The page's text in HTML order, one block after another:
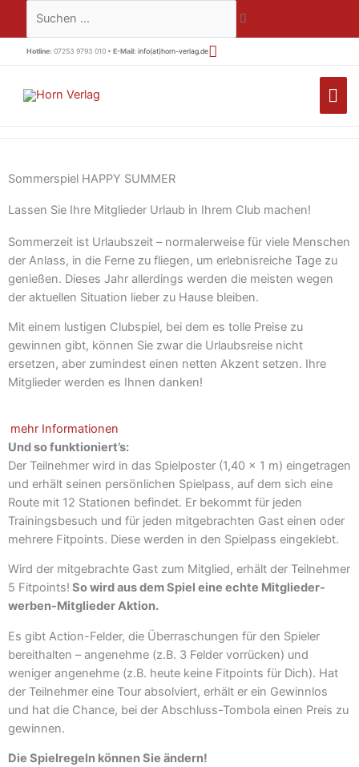
springen
Suchen …
Hotline: 07253 9793 010 • E-Mail: info(at)horn-verlag.de
Sommerspiel HAPPY SUMMER
Lassen Sie Ihre Mitglieder Urlaub in Ihrem Club machen!
Sommerzeit ist Urlaubszeit – normalerweise für viele Menschen
der Anlass, in die Ferne zu fliegen, um erlebnisreiche Tage zu
genießen. Dieses Jahr allerdings werden die meisten wegen
der aktuellen Situation lieber zu Hause bleiben.
Mit einem lustigen Clubspiel, bei dem es tolle Preise zu
gewinnen gibt, können Sie zwar die Urlaubsreise nicht
ersetzen, aber zumindest einen netten Akzent setzen. Ihre
Mitglieder werden es Ihnen danken!
mehr Informationen
Und so funktioniert’s:
Der Teilnehmer wird in das Spielposter (1,40 x 1 m) eingetragen
und erhält seinen persönlichen Spielpass, auf dem sich eine
Route mit 12 Stationen befindet. Er bekommt für jeden
Trainingsbesuch und für jeden mitgebrachten Gast einen oder
mehrere Fitpoints. Diese werden in den Spielpass eingeklebt.
Wird der mitgebrachte Gast zum Mitglied, erhält der Teilnehmer
5 Fitpoints! So wird aus dem Spiel eine echte Mitglieder-
werben-Mitglieder Aktion.
Es gibt Action-Felder, die Überraschungen für den Spieler
bereithalten – angenehme (z.B. 3 Felder vorrücken) und
weniger angenehme (z.B. heute keine Fitpoints für Dich). Hat
der Teilnehmer eine Tour absolviert, erhält er ein Gewinnlos
und hat die Chance, bei der Abschluss-Tombola einen Preis zu
gewinnen.
Die Spielregeln können Sie ändern!